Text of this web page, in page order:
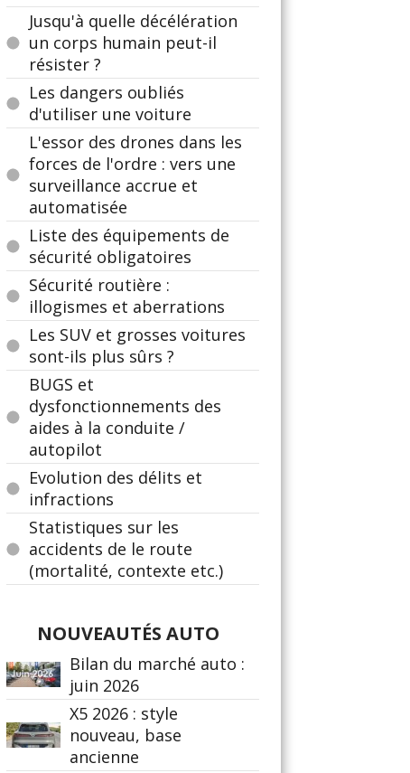
Jusqu'à quelle décélération
un corps humain peut-il
résister ?
Les dangers oubliés
d'utiliser une voiture
L'essor des drones dans les
forces de l'ordre : vers une
surveillance accrue et
automatisée
Liste des équipements de
sécurité obligatoires
Sécurité routière :
illogismes et aberrations
Les SUV et grosses voitures
sont-ils plus sûrs ?
BUGS et
dysfonctionnements des
aides à la conduite /
autopilot
Evolution des délits et
infractions
Statistiques sur les
accidents de le route
(mortalité, contexte etc.)
NOUVEAUTÉS AUTO
Bilan du marché auto :
juin 2026
X5 2026 : style
nouveau, base
ancienne